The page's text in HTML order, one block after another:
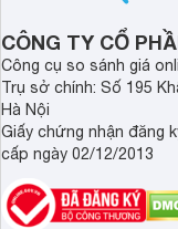
CÔNG TY CỔ
Công cụ so sánh giá
Trụ sở chính: Số 195
Hà Nội
Giấy chứng nhận đăng
cấp ngày 02/12/2013